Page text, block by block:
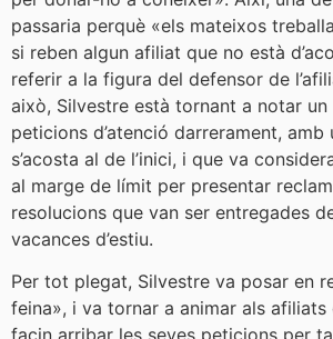
passaria perquè «els mateixos
si reben algun afiliat que no està
referir a la figura del defensor de
això, Silvestre està tornant a notar
peticions d’atenció darrerament, amb
s’acosta al de l’inici, i que va
al marge de límit per presentar
resolucions que van ser entregades
vacances d’estiu.
Per tot plegat, Silvestre va posar en
feina», i va tornar a animar als afiliats
facin arribar les seves peticions per